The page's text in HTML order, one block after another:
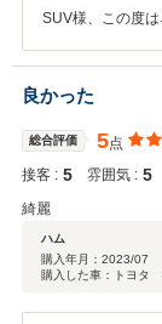
SUV様、この度
今後、再発防止
ます。
良かった
総合評価 5点
接客 : 5 雰囲気 : 5
綺麗
ハム
購入年月： 2023/07
購入した車：トヨ